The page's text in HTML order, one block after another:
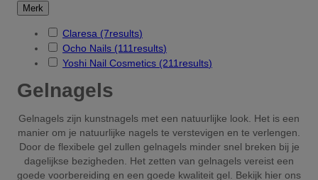
Merk
Claresa (7results)
Ocho Nails (111 results)
Yoshi Nail Cosmetics (211 results)
Gelnagels
Gelnagels zijn kunstnagels met een natuurlijke look. Het is een
manier om je natuurlijke nagels te verstevigen en te verlengen.
Door de flexibele gel zullen gelnagels minder snel breken bij je
dagelijkse bezigheden. Het zetten van gelnagels vereist een
goede voorbereiding en een goede kwaliteit gel. Bekijk hier ons